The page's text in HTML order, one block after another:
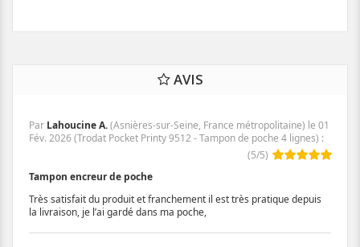
AVIS
Par Lahoucine A.(Asnières-sur-Seine, France métropolitaine) le 01
Fév. 2026(Trodat Pocket Printy 9512 - Tampon de poche 4 lignes) :
(5/5)
Tampon encreur de poche
Très satisfait du produit et franchement il est très pratique depuis
la livraison, je l’ai gardé dans ma poche,